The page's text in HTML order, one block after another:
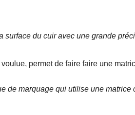
surface du cuir avec une grande
permet de faire faire une
de marquage qui utilise une